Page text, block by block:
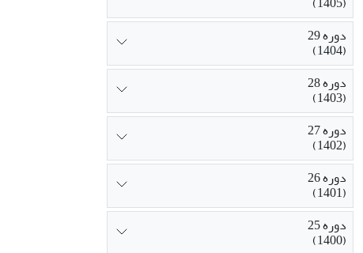
دوره 29
(1404)
دوره 28
(1403)
دوره 27
(1402)
دوره 26
(1401)
دوره 25
(1400)